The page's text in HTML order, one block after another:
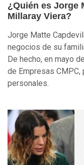
¿Quién es Jorge
Millaray Viera?
Jorge Matte
negocios de su
De hecho, en mayo
de Empresas
personales.